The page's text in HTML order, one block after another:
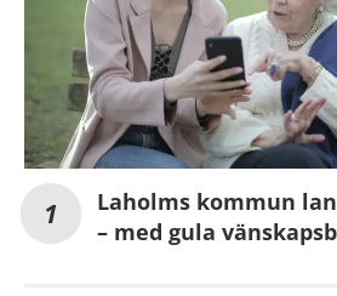
Laholms kommun
– med gula